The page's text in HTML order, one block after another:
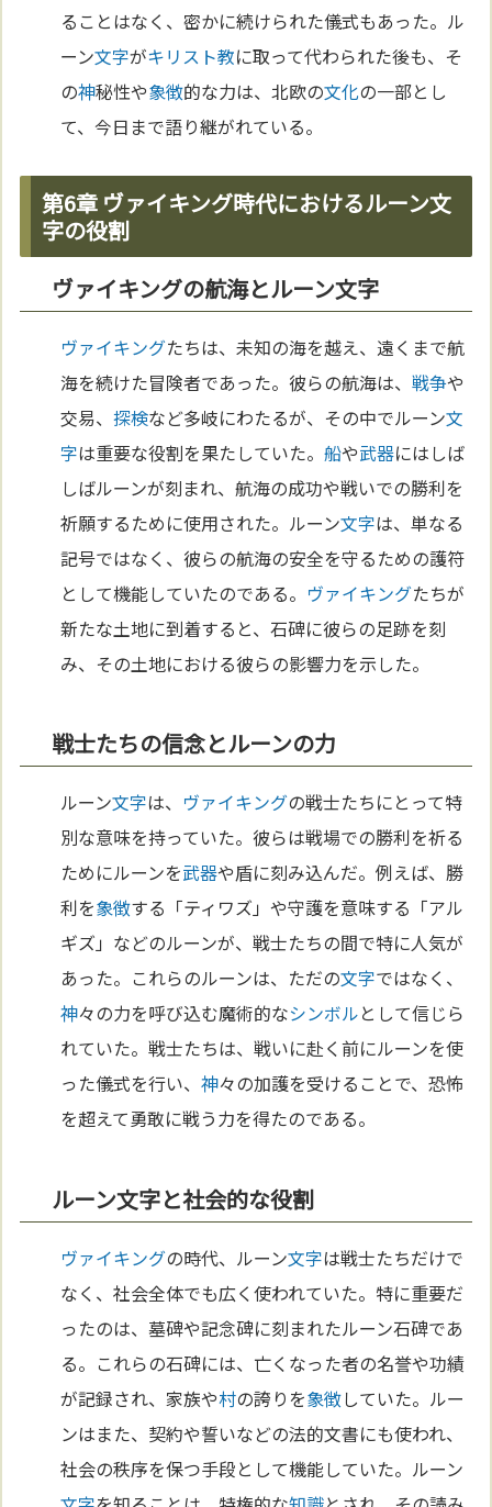
ることはなく、密かに続けられた儀式もあった。ル
ーン文字がキリスト教に取って代わられた後も、そ
の神秘性や象徴的な力は、北欧の文化の一部とし
て、今日まで語り継がれている。
第6章 ヴァイキング時代におけるルーン文
字の役割
ヴァイキングの航海とルーン文字
ヴァイキングたちは、未知の海を越え、遠くまで航
海を続けた冒険者であった。彼らの航海は、戦争や
交易、探検など多岐にわたるが、その中でルーン文
字は重要な役割を果たしていた。船や武器にはしば
しばルーンが刻まれ、航海の成功や戦いでの勝利を
祈願するために使用された。ルーン文字は、単なる
記号ではなく、彼らの航海の安全を守るための護符
として機能していたのである。 ヴァイキングたちが
新たな土地に到着すると、石碑に彼らの足跡を刻
み、その土地における彼らの影響力を示した。
戦士たちの信念とルーンの力
ルーン文字は、 ヴァイキングの戦士たちにとって特
別な意味を持っていた。彼らは戦場での勝利を祈る
ためにルーンを武器や盾に刻み込んだ。例えば、勝
利を象徴する「ティワズ」や守護を意味する「アル
ギズ」などのルーンが、戦士たちの間で特に人気が
あった。これらのルーンは、ただの文字ではなく、
神々の力を呼び込む魔術的なシンボルとして信じら
れていた。戦士たちは、戦いに赴く前にルーンを使
った儀式を行い、神々の加護を受けることで、恐怖
を超えて勇敢に戦う力を得たのである。
ルーン文字と社会的な役割
ヴァイキングの時代、ルーン文字は戦士たちだけで
なく、社会全体でも広く使われていた。特に重要だ
ったのは、墓碑や記念碑に刻まれたルーン石碑であ
る。これらの石碑には、亡くなった者の名誉や功績
が記録され、家族や村の誇りを象徴していた。ルー
ンはまた、契約や誓いなどの法的文書にも使われ、
社会の秩序を保つ手段として機能していた。ルーン